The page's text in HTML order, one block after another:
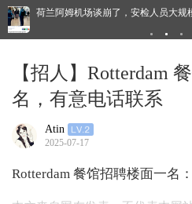
安检人员大规模停工越来越近…
【招人】Rotterdam
名，有意电话联系
Atin
2025-07-17
Rotterdam 餐馆招聘楼面一名